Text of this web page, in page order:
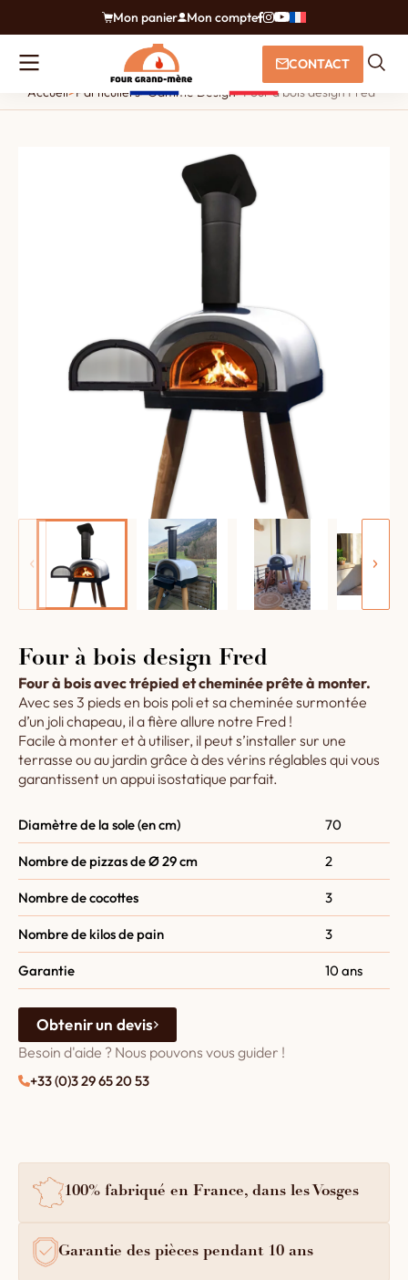
Mon panier Mon compte
CONTACT
Accueil>Particuliers>Gamme Design>Four à bois design Fred
Four à bois design Fred
Four à bois avec trépied et cheminée prête à monter.
Avec ses 3 pieds en bois poli et sa cheminée surmontée
d’un joli chapeau, il a fière allure notre Fred !
Facile à monter et à utiliser, il peut s’installer sur une
terrasse ou au jardin grâce à des vérins réglables qui vous
garantissent un appui isostatique parfait.
Diamètre de la sole (en cm) 70
Nombre de pizzas de Ø 29 cm 2
Nombre de cocottes 3
Nombre de kilos de pain 3
Garantie 10 ans
Obtenir un devis
Besoin d'aide ? Nous pouvons vous guider !
+33 (0)3 29 65 20 53
100% fabriqué en France, dans les Vosges
Garantie des pièces pendant 10 ans